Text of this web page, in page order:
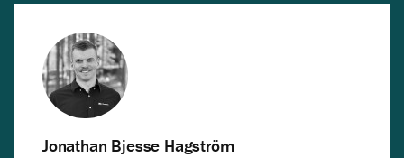
Jonathan Bjesse Hagström